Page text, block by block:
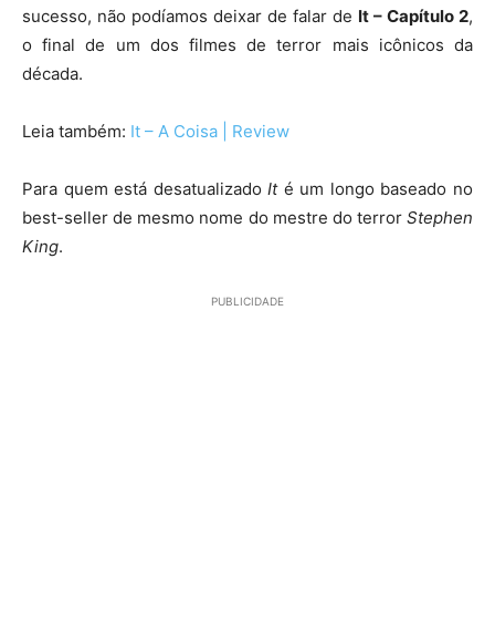
sucesso, não podíamos deixar de falar de It – Capítulo 2,
o final de um dos filmes de terror mais icônicos da
década.
Leia também: It – A Coisa | Review
Para quem está desatualizadoIté um longo baseado no
best-seller de mesmo nome do mestre do terror Stephen
King.
PUBLICIDADE